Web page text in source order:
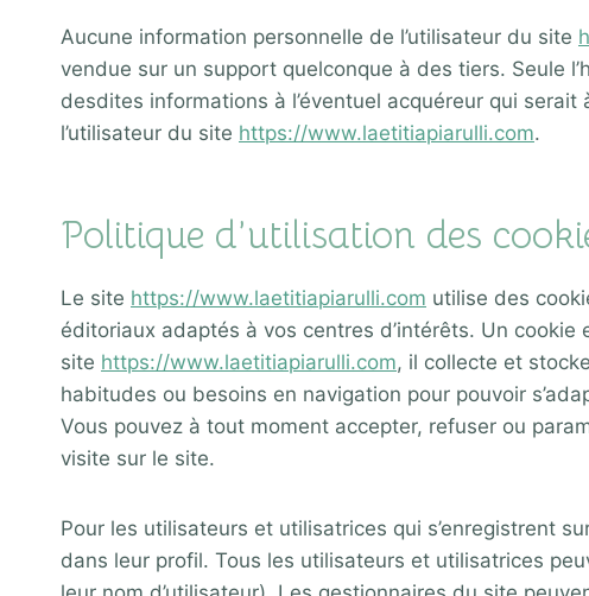
Aucune information personnelle de l’utilisateur du site
vendue sur un support quelconque à des tiers. Seule
desdites informations à l’éventuel acquéreur qui
l’utilisateur du site https://www.laetitiapiarulli.com.
Politique d’utilisation des
Le site https://www.laetitiapiarulli.com utilise des
éditoriaux adaptés à vos centres d’intérêts. Un
site https://www.laetitiapiarulli.com, il collecte et
habitudes ou besoins en navigation pour pouvoir
Vous pouvez à tout moment accepter, refuser ou
visite sur le site.
Pour les utilisateurs et utilisatrices qui s’enregistrent
dans leur profil. Tous les utilisateurs et utilisatrices